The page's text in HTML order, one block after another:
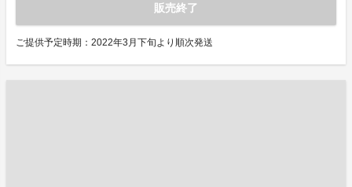
販売終了
ご提供予定時期：2022年3月下旬より順次発送